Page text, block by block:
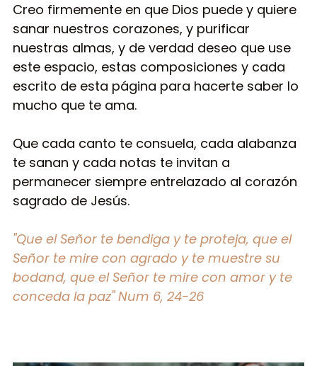
Creo firmemente en que Dios puede y quiere
sanar nuestros corazones, y purificar
nuestras almas, y de verdad deseo que use
este espacio, estas composiciones y cada
escrito de esta página para hacerte saber lo
mucho que te ama.
Que cada canto te consuela, cada alabanza
te sanan y cada notas te invitan a
permanecer siempre entrelazado al corazón
sagrado de Jesús.
"Que el Señor te bendiga y te proteja, que el
Señor te mire con agrado y te muestre su
bodand, que el Señor te mire con amor y te
conceda la paz" Num 6, 24-26